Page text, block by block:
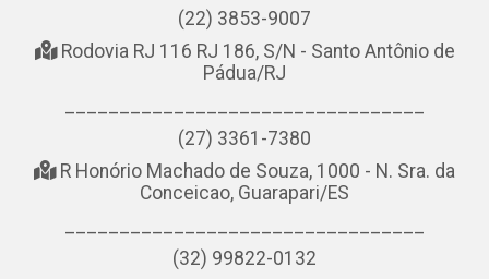
(22) 3853-9007
Rodovia RJ 116 RJ 186, S/N - Santo Antônio de
Pádua/RJ
(27) 3361-7380
R Honório Machado de Souza, 1000 - N. Sra. da
Conceicao, Guarapari/ES
(32) 99822-0132